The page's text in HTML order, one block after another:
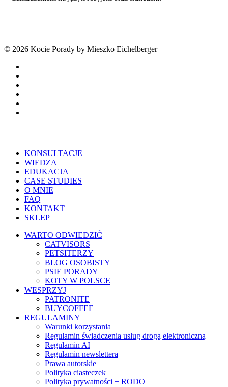
© 2026 Kocie Porady by Mieszko Eichelberger
Close
Menu
KONSULTACJE
WIEDZA
EDUKACJA
CASE STUDIES
O MNIE
FAQ
KONTAKT
SKLEP
WARTO ODWIEDZIĆ
CATVISORS
PETSITERZY
BLOG OSOBISTY
PSIE PORADY
KOTY W POLSCE
WESPRZYJ
PATRONITE
BUYCOFFEE
REGULAMINY
Warunki korzystania
Regulamin świadczenia usług drogą elektroniczną
Regulamin AI
Regulamin newslettera
Prawa autorskie
Polityka ciasteczek
Polityka prywatności + RODO